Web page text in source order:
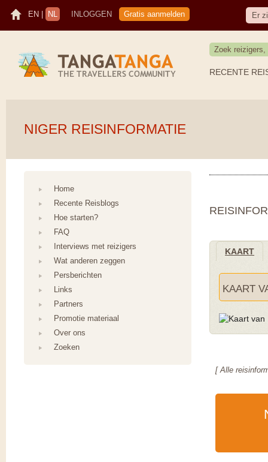
Er
EN NL INLOGGEN Gratis aanmelden
RECENTE
NIGER REISINFORMATIE
KAART
KAART
[ Alle
Home
Recente Reisblogs
Hoe starten?
FAQ
Interviews met reizigers
Wat anderen zeggen
Persberichten
Links
Partners
Promotie materiaal
Over ons
Zoeken